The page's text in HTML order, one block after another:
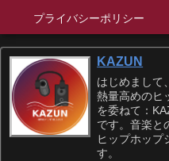
プライバシーポリシー
KAZUN
はじめまして
熱量高めのヒ
を委ねて：
です。音楽と
ヒップホップ
す。